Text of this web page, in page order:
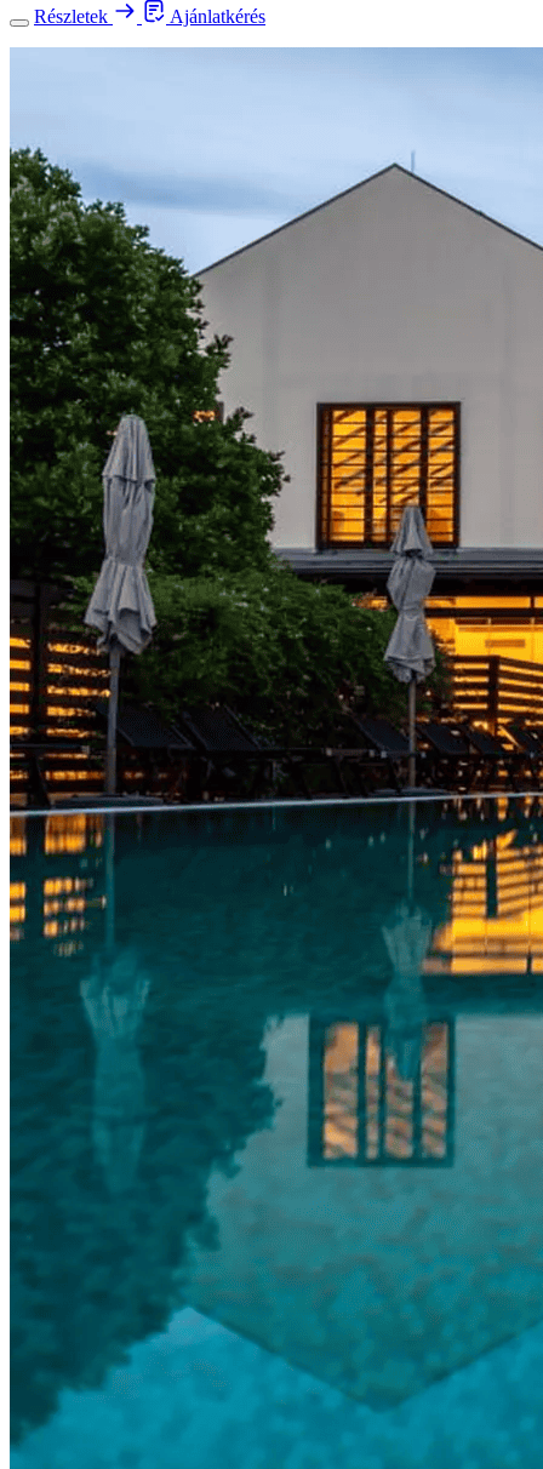
Részletek Ajánlatkérés